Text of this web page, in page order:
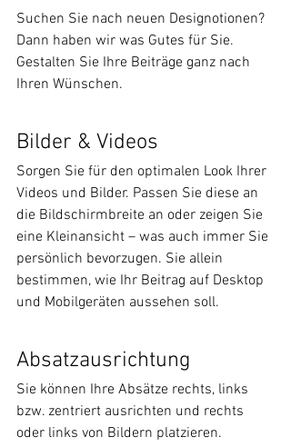
Suchen Sie nach neuen Designotionen?
Dann haben wir was Gutes für Sie.
Gestalten Sie Ihre Beiträge ganz nach
Ihren Wünschen.
Bilder & Videos
Sorgen Sie für den optimalen Look Ihrer
Videos und Bilder. Passen Sie diese an
die Bildschirmbreite an oder zeigen Sie
eine Kleinansicht – was auch immer Sie
persönlich bevorzugen. Sie allein
bestimmen, wie Ihr Beitrag auf Desktop
und Mobilgeräten aussehen soll.
Absatzausrichtung
Sie können Ihre Absätze rechts, links
bzw. zentriert ausrichten und rechts
oder links von Bildern platzieren.